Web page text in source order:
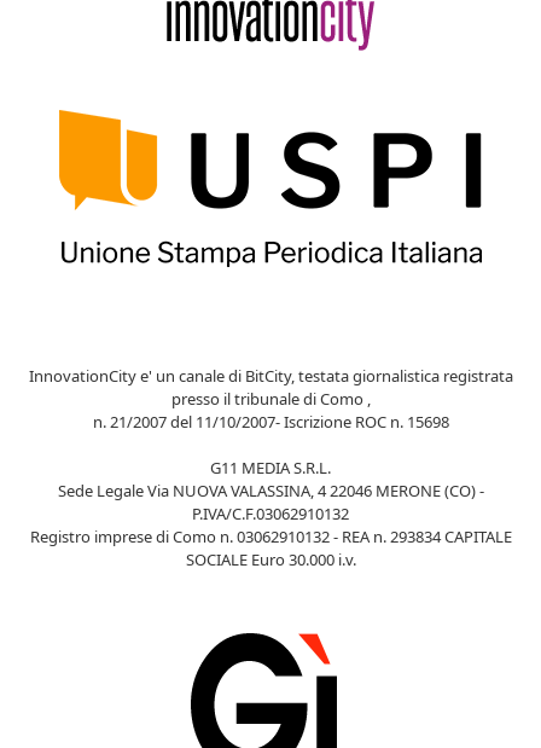
InnovationCity e' un canale di BitCity, testata giornalistica registrata
presso il tribunale di Como ,
n. 21/2007 del 11/10/2007- Iscrizione ROC n. 15698
G11 MEDIA S.R.L.
Sede Legale Via NUOVA VALASSINA, 4 22046 MERONE (CO) -
P.IVA/C.F.03062910132
Registro imprese di Como n. 03062910132 - REA n. 293834 CAPITALE
SOCIALE Euro 30.000 i.v.